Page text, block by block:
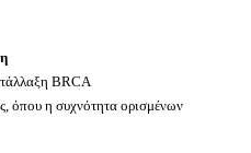
BRCA
όπου η συχνότητα ορισμένων